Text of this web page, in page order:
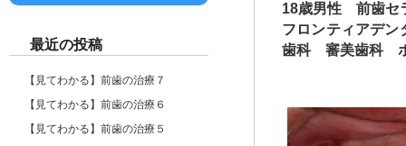
最近の投稿
【見てわかる】前歯の治療７
【見てわかる】前歯の治療６
【見てわかる】前歯の治療５
18歳男性 前歯セ
フロンティア
歯科 審美歯科